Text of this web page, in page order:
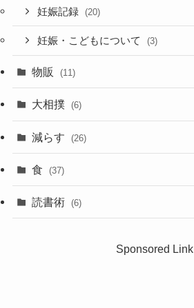
妊娠記録 (20)
妊娠・こどもについて (3)
物販 (11)
大相撲 (6)
減らす (26)
食 (37)
読書術 (6)
Sponsored Link